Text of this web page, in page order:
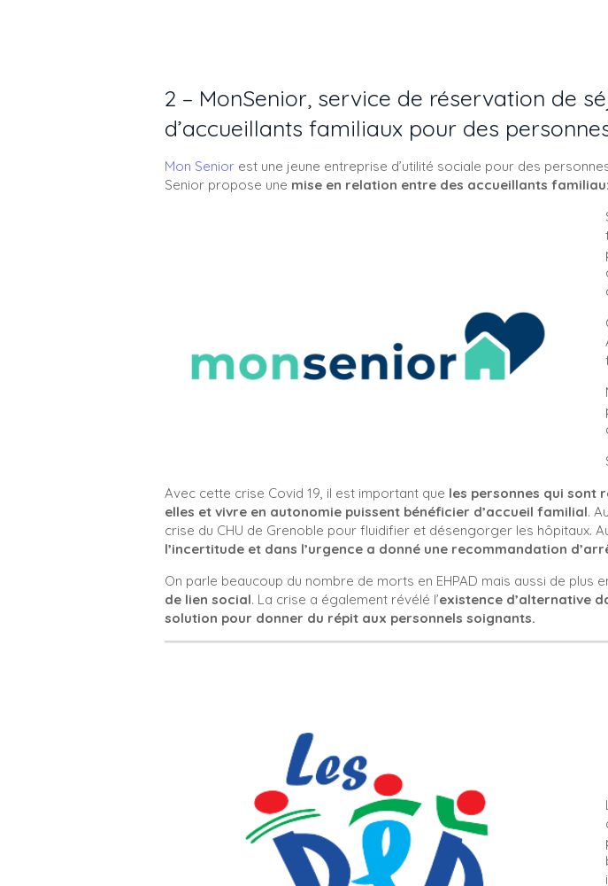
2 – MonSenior, service de réservation de
d’accueillants familiaux pour des
Mon Senior est une jeune entreprise d’utilité sociale pour des
Senior propose une mise en relation entre des accueillants
Avec cette crise Covid 19, il est important que les personnes qui sont
elles et vivre en autonomie puissent bénéficier d’accueil familial.
crise du CHU de Grenoble pour fluidifier et désengorger les hôpitaux.
l’incertitude et dans l’urgence a donné une recommandation
On parle beaucoup du nombre de morts en EHPAD mais aussi de plus
de lien social. La crise a également révélé l’existence d’alternative
solution pour donner du répit aux personnels soignants.